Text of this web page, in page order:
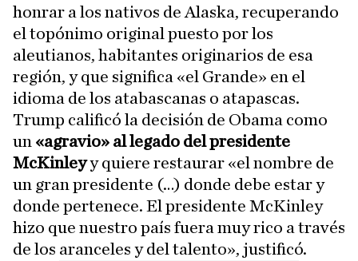
honrar a los nativos de Alaska, recuperando
el topónimo original puesto por los
aleutianos, habitantes originarios de esa
región, y que significa «el Grande» en el
idioma de los atabascanas o atapascas.
Trump calificó la decisión de Obama como
un «agravio» al legado del presidente
McKinleyy quiere restaurar «el nombre de
un gran presidente (…) donde debe estar y
donde pertenece. El presidente McKinley
hizo que nuestro país fuera muy rico a través
de los aranceles y del talento», justificó.